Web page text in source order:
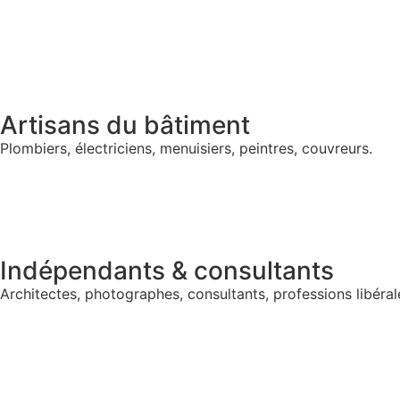
Artisans du bâtiment
Plombiers, électriciens, menuisiers, peintres, couvreurs.
Indépendants & consultants
Architectes, photographes, consultants, professions